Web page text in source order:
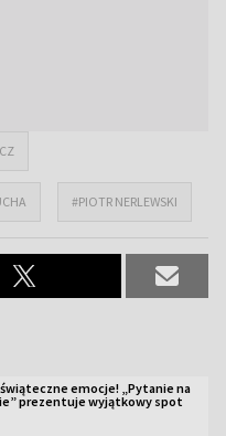
#PIOTR NERLEWSKI
świąteczne emocje! „Pytanie na
prezentuje wyjątkowy spot